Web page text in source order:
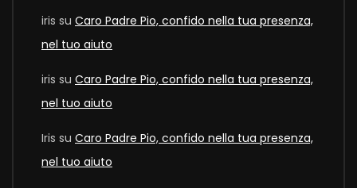
iris su Caro Padre Pio, confido nella tua presenza,
nel tuo aiuto
iris su Caro Padre Pio, confido nella tua presenza,
nel tuo aiuto
Iris su Caro Padre Pio, confido nella tua presenza,
nel tuo aiuto